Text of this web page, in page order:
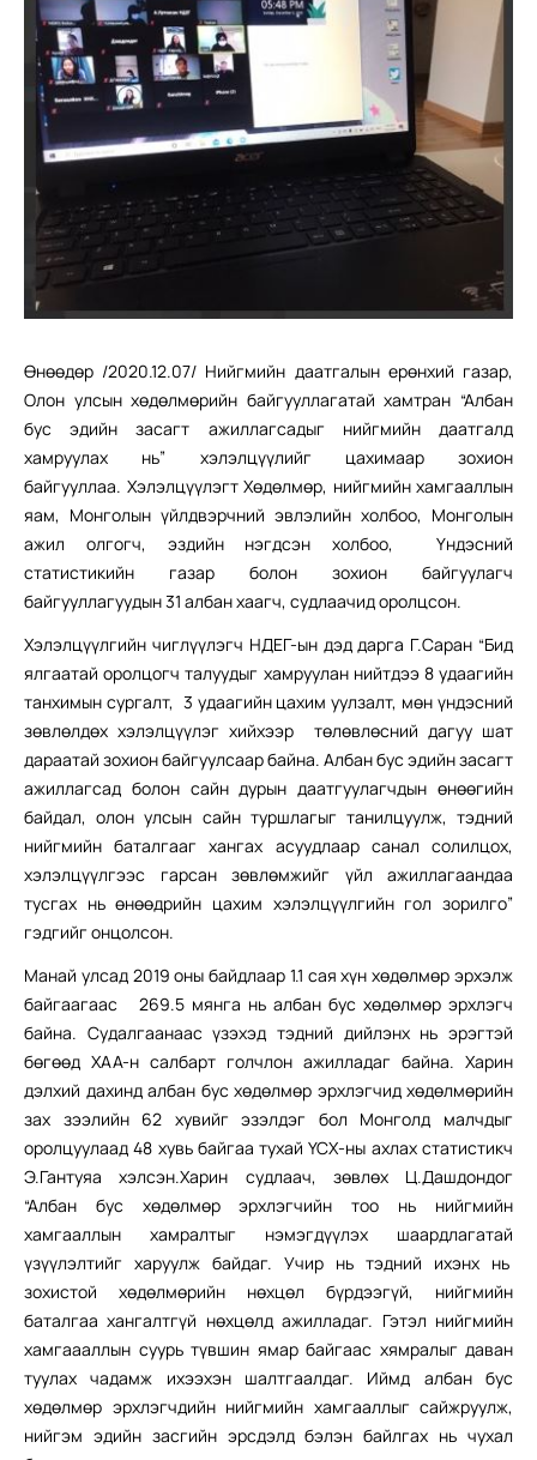
Өнөөдөр /2020.12.07/ Нийгмийн даатгалын ерөнхий газар,
Олон улсын хөдөлмөрийн байгууллагатай хамтран “Албан
бус эдийн засагт ажиллагсадыг нийгмийн даатгалд
хамруулах нь” хэлэлцүүлийг цахимаар зохион
байгууллаа. Хэлэлцүүлэгт Хөдөлмөр, нийгмийн хамгааллын
яам, Монголын үйлдвэрчний эвлэлийн холбоо, Монголын
ажил олгогч, эздийн нэгдсэн холбоо, Үндэсний
статистикийн газар болон зохион байгуулагч
байгууллагуудын 31 албан хаагч, судлаачид оролцсон.
Хэлэлцүүлгийн чиглүүлэгч НДЕГ-ын дэд дарга Г.Саран “Бид
ялгаатай оролцогч талуудыг хамруулан нийтдээ 8 удаагийн
танхимын сургалт, 3 удаагийн цахим уулзалт, мөн үндэсний
зөвлөлдөх хэлэлцүүлэг хийхээр төлөвлөсний дагуу шат
дараатай зохион байгуулсаар байна. Албан бус эдийн засагт
ажиллагсад болон сайн дурын даатгуулагчдын өнөөгийн
байдал, олон улсын сайн туршлагыг танилцуулж, тэдний
нийгмийн баталгааг хангах асуудлаар санал солилцох,
хэлэлцүүлгээс гарсан зөвлөмжийг үйл ажиллагаандаа
тусгах нь өнөөдрийн цахим хэлэлцүүлгийн гол зорилго”
гэдгийг онцолсон.
Манай улсад 2019 оны байдлаар 1.1 сая хүн хөдөлмөр эрхэлж
байгаагаас 269.5 мянга нь албан бус хөдөлмөр эрхлэгч
байна. Судалгаанаас үзэхэд тэдний дийлэнх нь эрэгтэй
бөгөөд ХАА-н салбарт голчлон ажилладаг байна. Харин
дэлхий дахинд албан бус хөдөлмөр эрхлэгчид хөдөлмөрийн
зах зээлийн 62 хувийг эзэлдэг бол Монголд малчдыг
оролцуулаад 48 хувь байгаа тухай ҮСХ-ны ахлах статистикч
Э.Гантуяа хэлсэн.Харин судлаач, зөвлөх Ц.Дашдондог
“Албан бус хөдөлмөр эрхлэгчийн тоо нь нийгмийн
хамгааллын хамралтыг нэмэгдүүлэх шаардлагатай
үзүүлэлтийг харуулж байдаг. Учир нь тэдний ихэнх нь
зохистой хөдөлмөрийн нөхцөл бүрдээгүй, нийгмийн
баталгаа хангалтгүй нөхцөлд ажилладаг. Гэтэл нийгмийн
хамгаааллын суурь түвшин ямар байгаас хямралыг даван
туулах чадамж ихээхэн шалтгаалдаг. Иймд албан бус
хөдөлмөр эрхлэгчдийн нийгмийн хамгааллыг сайжруулж,
нийгэм эдийн засгийн эрсдэлд бэлэн байлгах нь чухал